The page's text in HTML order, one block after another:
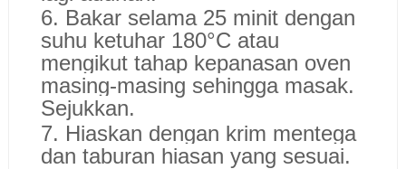
6. Bakar selama 25 minit dengan
suhu ketuhar 180°C atau
mengikut tahap kepanasan oven
masing-masing sehingga masak.
Sejukkan.
7. Hiaskan dengan krim mentega
dan taburan hiasan yang sesuai.